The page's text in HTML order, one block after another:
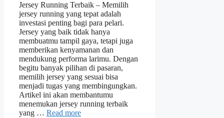
Jersey Running Terbaik – Memilih
jersey running yang tepat adalah
investasi penting bagi para pelari.
Jersey yang baik tidak hanya
membuatmu tampil gaya, tetapi juga
memberikan kenyamanan dan
mendukung performa larimu. Dengan
begitu banyak pilihan di pasaran,
memilih jersey yang sesuai bisa
menjadi tugas yang membingungkan.
Artikel ini akan membantumu
menemukan jersey running terbaik
yang … Read more